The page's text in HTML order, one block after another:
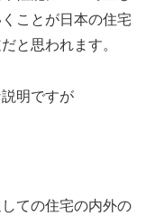
ことが日本の住宅
と思われます。
明ですが
ての住宅の内外の